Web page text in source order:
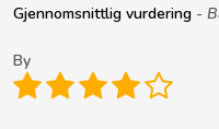
Gjennomsnittlig vurdering -
By